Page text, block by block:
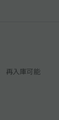
再入庫可能